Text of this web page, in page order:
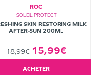
ROC
SOLEIL PROTECT
SKIN RESTORING MILK
AFTER-SUN 200ML
18,99€ 15,99€
ACHETER